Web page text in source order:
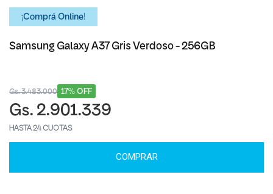
¡Comprá Online!
Samsung Galaxy A37 Gris Verdoso - 256GB
17% OFF
Gs. 3.483.000
Gs. 2.901.339
HASTA 24 CUOTAS
COMPRAR